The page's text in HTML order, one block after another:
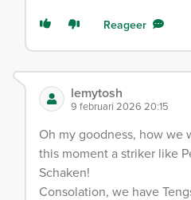
Reageer
lemytosh
9 februari 2026 20:15
Oh my goodness, how we
this moment a striker like
Schaken!
Consolation, we have